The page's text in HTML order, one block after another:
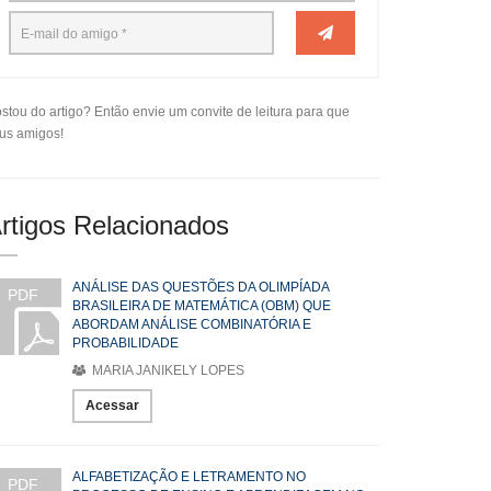
do artigo? Então envie um convite de leitura para que
amigos!
Relacionados
PDF
ANÁLISE DAS QUESTÕES DA OLIMPÍADA
BRASILEIRA DE MATEMÁTICA (OBM) QUE
ABORDAM ANÁLISE COMBINATÓRIA E
PROBABILIDADE
MARIA JANIKELY LOPES
Acessar
PDF
ALFABETIZAÇÃO E LETRAMENTO NO